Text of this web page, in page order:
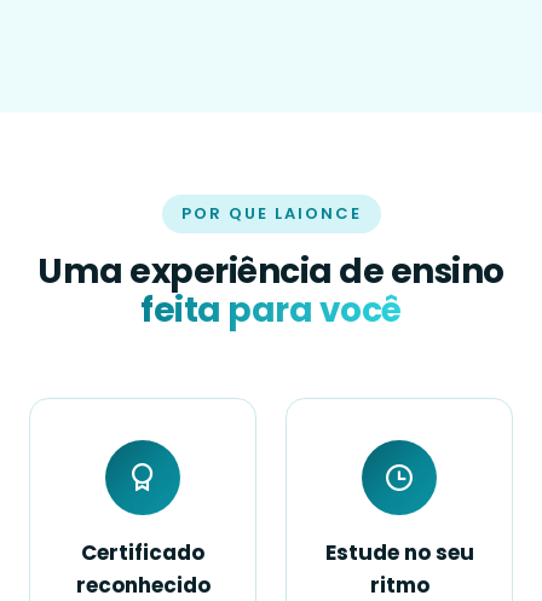
POR QUE LAIONCE
Uma experiência de ensino
feita para você
Certificado
reconhecido
Estude no seu
ritmo